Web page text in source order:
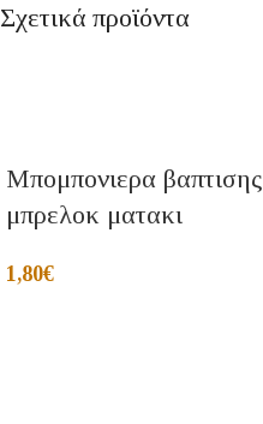
Σχετικά προϊόντα
Μπομπονιερα βαπτισης
μπρελοκ ματακι
1,80€